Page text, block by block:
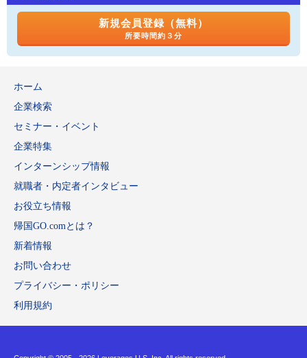
新規会員登録（無料）
所要時間約３分
ホーム
企業検索
セミナー・イベント
企業特集
インターンシップ情報
就職者・内定者インタビュー
お役立ち情報
帰国GO.comとは？
新着情報
お問い合わせ
プライバシー・ポリシー
利用規約